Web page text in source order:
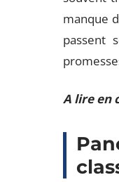
manque
passent
A lire en